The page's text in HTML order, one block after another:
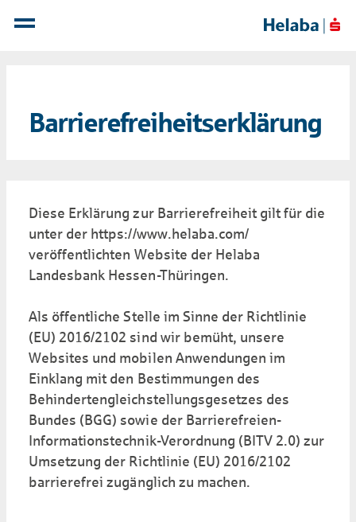
Barrierefreiheitserklärung
Diese Erklärung zur Barrierefreiheit gilt für die
unter der https://www.helaba.com/
veröffentlichten Website der Helaba
Landesbank Hessen-Thüringen.
Als öffentliche Stelle im Sinne der Richtlinie
(EU) 2016/2102 sind wir bemüht, unsere
Websites und mobilen Anwendungen im
Einklang mit den Bestimmungen des
Behindertengleichstellungsgesetzes des
Bundes (BGG) sowie der Barrierefreien-
Informationstechnik-Verordnung (BITV 2.0) zur
Umsetzung der Richtlinie (EU) 2016/2102
barrierefrei zugänglich zu machen.